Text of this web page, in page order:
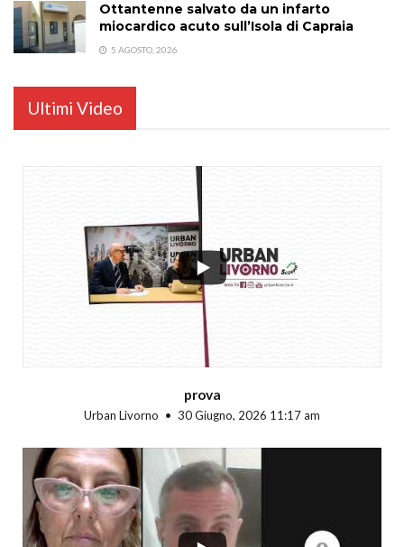
Ottantenne salvato da un infarto
miocardico acuto sull’Isola di Capraia
5 AGOSTO, 2026
Ultimi Video
prova
Urban Livorno 30 Giugno, 2026 11:17 am